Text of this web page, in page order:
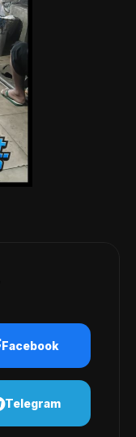
Facebook
Telegram